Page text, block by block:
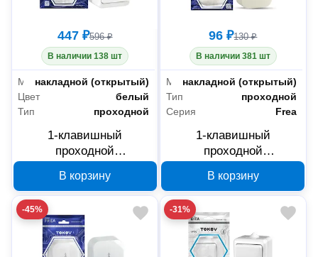
447 ₽596 ₽
В наличии 138 шт
Монтажнакладной (открытый)
Цвет
белый
Тип
проходной
1-клавишный
проходной
ELECTRIC Nix белый
TKE-NX-P1-C01-IP54
В корзину
96 ₽130 ₽
В наличии 381 шт
Монтажнакладной (открытый)
Тип
проходной
Серия
Frea
1-клавишный
проходной
ELECTRIC Frea
бежевый TKE-FR-P1-
C02
В корзину
-45% -31%